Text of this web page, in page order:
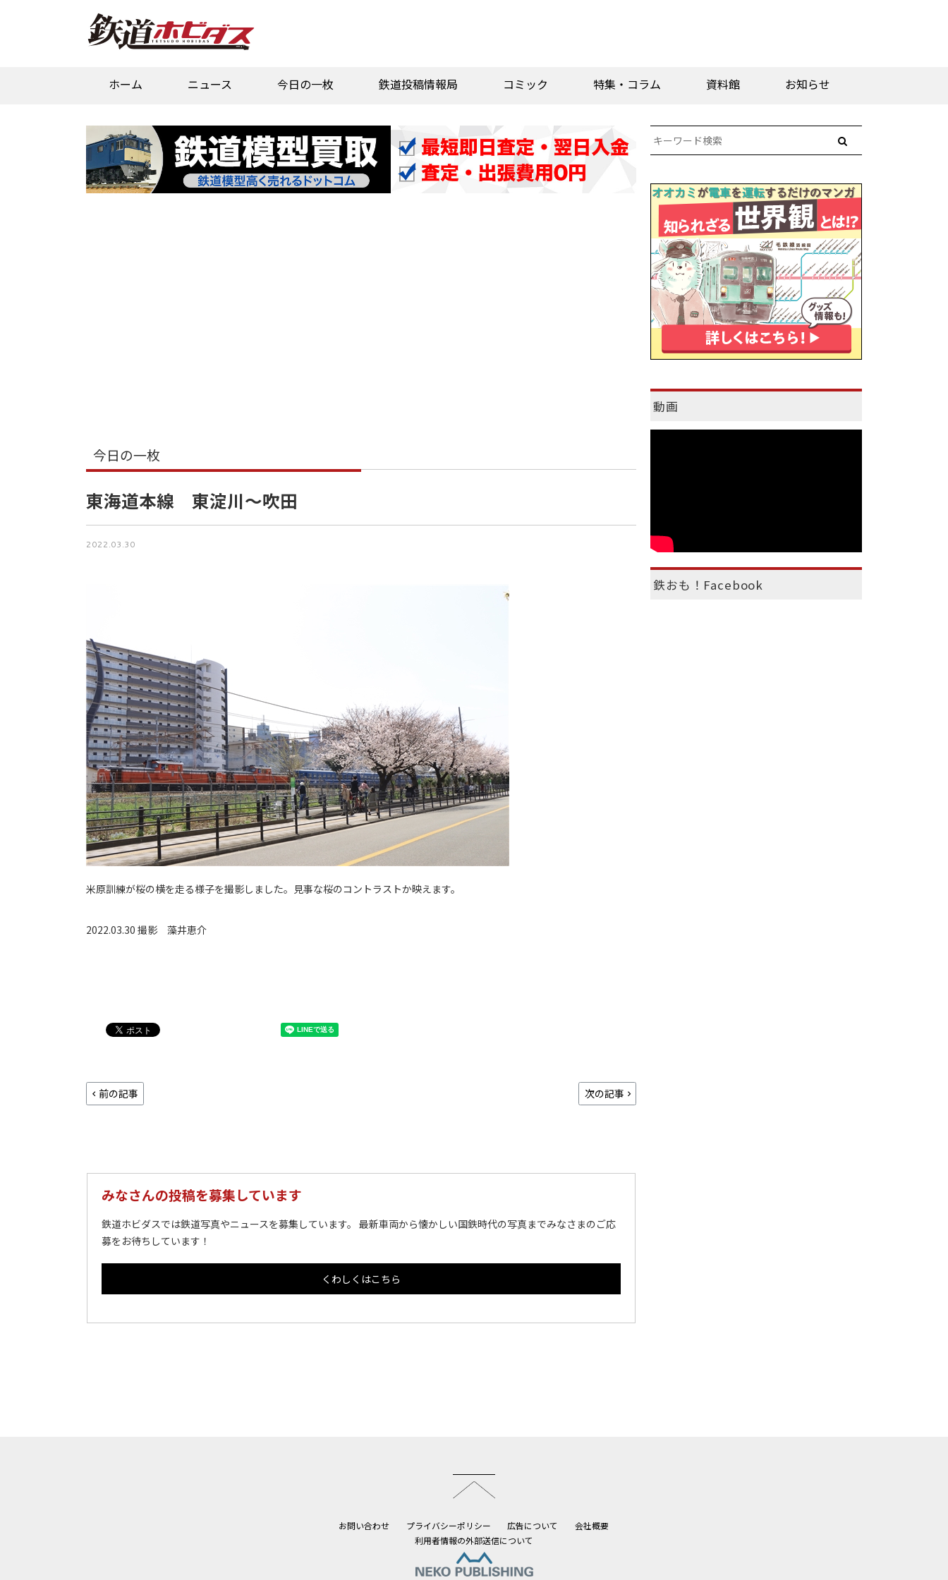
ホーム ニュース 今日の一枚 鉄道投稿情報局 コミック 特集・コラム 資料館 お知らせ
今日の一枚
東海道本線 東淀川～吹田
2022.03.30
米原訓練が桜の横を走る様子を撮影しました。見事な桜のコントラストか映えます。
2022.03.30 撮影 藻井恵介
前の記事 次の記事
みなさんの投稿を募集しています
鉄道ホビダスでは鉄道写真やニュースを募集しています。 最新車両から懐かしい国鉄時代の写真までみなさまのご応
募をお待ちしています！
くわしくはこちら
動画
鉄おも！Facebook
お問い合わせ プライバシーポリシー 広告について
会社概要
利用者情報の外部送信について